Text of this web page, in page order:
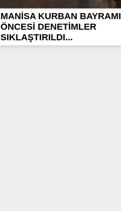
MANİSA KURBAN BAYRAMI
ÖNCESİ DENETİMLER
SIKLAŞTIRILDI...